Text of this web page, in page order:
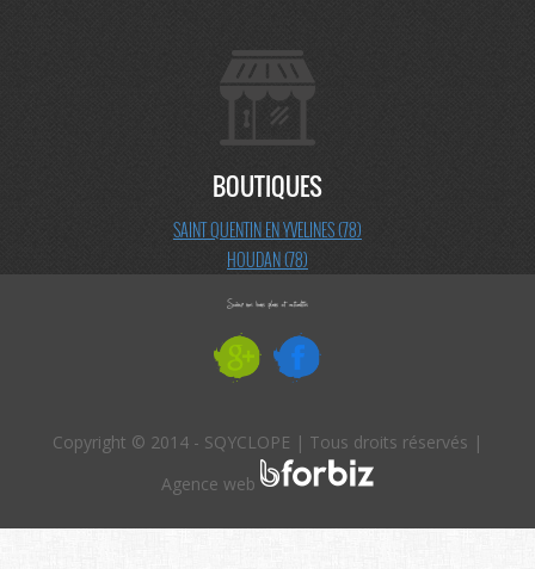
BOUTIQUES
SAINT QUENTIN EN YVELINES (78)
HOUDAN (78)
Copyright © 2014 - SQYCLOPE | Tous droits réservés |
Agence web